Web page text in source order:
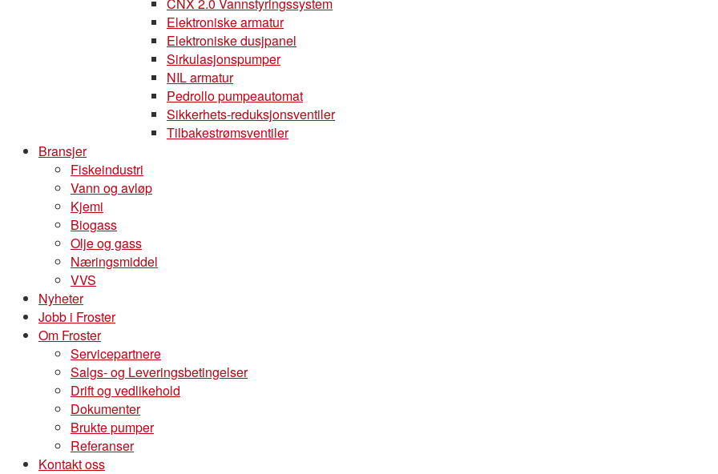
Elektroniske armatur
Elektroniske dusjpanel
Sirkulasjonspumper
NIL armatur
Pedrollo pumpeautomat
Sikkerhets-reduksjonsventiler
Tilbakestrømsventiler
Bransjer
Fiskeindustri
Vann og avløp
Kjemi
Biogass
Olje og gass
Næringsmiddel
VVS
Nyheter
Jobb i Froster
Om Froster
Servicepartnere
Salgs- og Leveringsbetingelser
Drift og vedlikehold
Dokumenter
Brukte pumper
Referanser
Kontakt oss